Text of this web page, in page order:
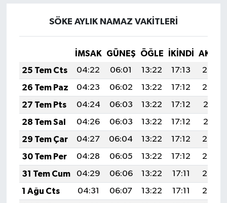
SÖKE AYLIK NAMAZ VAKITLERI
İMSAK GÜNEŞ ÖĞLE İKINDI
25 Tem Cts
04:22 06:01 13:22 17:13
20:33
26 Tem Paz
04:23 06:02 13:22 17:12
20:32
27 Tem Pts
04:24 06:03 13:22 17:12
20:31
28 Tem Sal
04:26 06:03 13:22 17:12
20:31
29 Tem Çar
04:27 06:04 13:22 17:12
20:30
30 Tem Per
04:28 06:05 13:22 17:12
20:29
31 Tem Cum
04:29 06:06 13:22 17:11
20:28
1 Ağu Cts
04:31 06:07 13:22 17:11
20:27